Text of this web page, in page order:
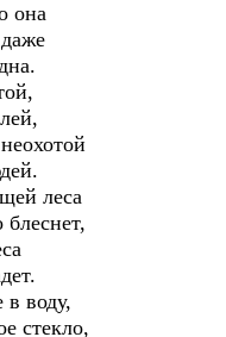
она
леса
воду,
стекло,